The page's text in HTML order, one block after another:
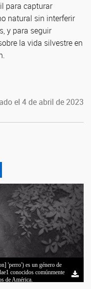
para capturar
natural sin interferir
y para seguir
la vida silvestre en
el 4 de abril de 2023
'perro') es un género de
conocidos comúnmente
de América.